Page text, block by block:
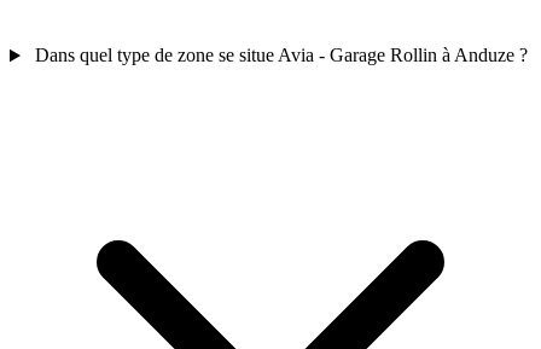
Dans quel type de zone se situe Avia - Garage Rollin à Anduze ?